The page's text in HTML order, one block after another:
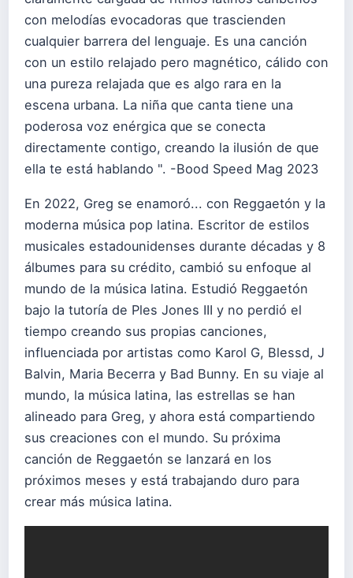
con melodías evocadoras que trascienden
cualquier barrera del lenguaje. Es una canción
con un estilo relajado pero magnético, cálido con
una pureza relajada que es algo rara en la
escena urbana. La niña que canta tiene una
poderosa voz enérgica que se conecta
directamente contigo, creando la ilusión de que
ella te está hablando ". -Bood Speed Mag 2023
En 2022, Greg se enamoró... con Reggaetón y la
moderna música pop latina. Escritor de estilos
musicales estadounidenses durante décadas y 8
álbumes para su crédito, cambió su enfoque al
mundo de la música latina. Estudió Reggaetón
bajo la tutoría de Ples Jones III y no perdió el
tiempo creando sus propias canciones,
influenciada por artistas como Karol G, Blessd, J
Balvin, Maria Becerra y Bad Bunny. En su viaje al
mundo, la música latina, las estrellas se han
alineado para Greg, y ahora está compartiendo
sus creaciones con el mundo. Su próxima
canción de Reggaetón se lanzará en los
próximos meses y está trabajando duro para
crear más música latina.